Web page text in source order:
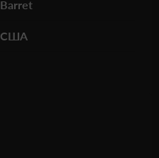
Barret
США